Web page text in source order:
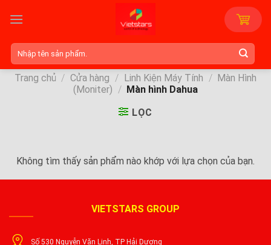
Tìm
kiếm:
Trang chủ / Cửa hàng / Linh Kiện Máy Tính / Màn Hình
(Moniter) / Màn hình Dahua
LỌC
Không tìm thấy sản phẩm nào khớp với lựa chọn của bạn.
VIETSTARS GROUP
Số 530 Nguyễn Văn Linh, TP Hải Dương